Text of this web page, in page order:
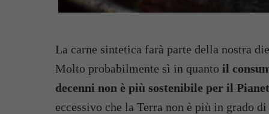
La carne sintetica farà parte della nostra
Molto probabilmente sì in quanto il
decenni non è più sostenibile per il
eccessivo che la Terra non è più in grado